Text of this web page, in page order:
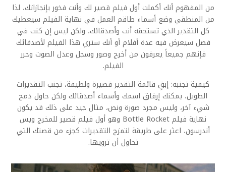
من المفهوم أنك أكملت أول فيلم قصير لك وأنت فخور بإنجازاتك، لذا
من المنطقي وضع أسماء طاقم العمل في نهاية الفيلم سيعطيك
كل التقدير الذي تستحقه أنت وأصدقائك، ولكن ليس إن كنت في
فصل سيعرض فيه عدة أفلام أو أنك ستري هذا الفيلم لأصدقائك
فإنهم جميعاً يعرفون من أخرج وصور وسجل وعدل الصوت وحرر
الفيلم.
كيفية تجنبه: إبقِ قائمة التقدير قصيرة ولطيفة، تجنب التقديرات
الطويل، يمكنك إرفاق اسمك وأسماء أصدقائك ولكن حاول دمج
شيء آخر، وليس مجرد صورة ونص، مثال جيد على ذلك قد يكون
نهاية فيلم Bottle Rocket وهو أول فيلم قصير للمخرج ويس
أندرسون، اعثر على طريقة لتمزج التقديرات كجزء من قصتك التي
تحاول أن ترويها.